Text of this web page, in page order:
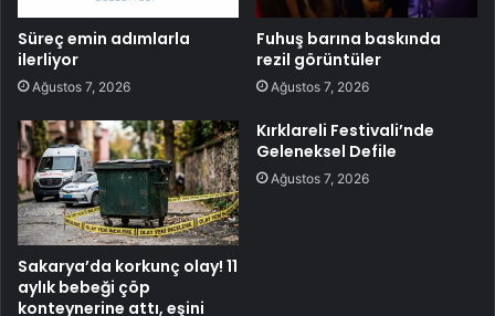
Süreç emin adımlarla
ilerliyor
Ağustos 7, 2026
Fuhuş barına baskında
rezil görüntüler
Ağustos 7, 2026
Sakarya’da korkunç olay! 11
aylık bebeği çöp
konteynerine attı, eşini
Kırklareli Festivali’nde
Geleneksel Defile
Ağustos 7, 2026